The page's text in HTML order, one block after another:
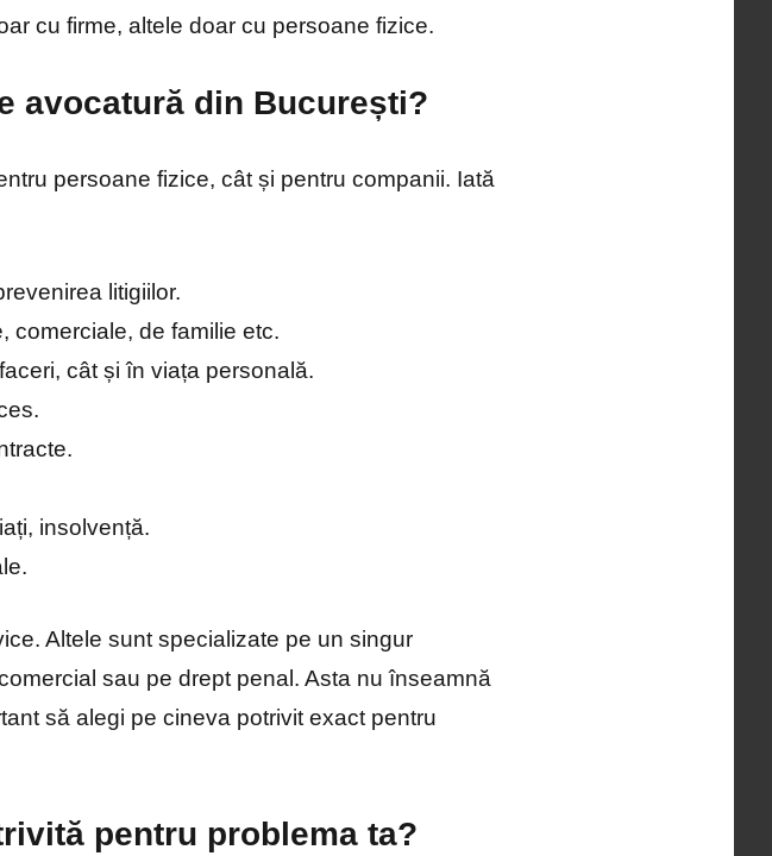
cu firme, altele doar cu persoane fizice.
avocatură din București?
persoane fizice, cât și pentru companii. Iată
litigiilor.
comerciale, de familie etc.
cât și în viața personală.
insolvență.
Altele sunt specializate pe un singur
sau pe drept penal. Asta nu înseamnă
să alegi pe cineva potrivit exact pentru
pentru problema ta?